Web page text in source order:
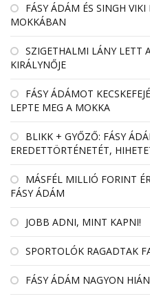
FÁSY ÁDÁM ÉS SINGH
MOKKÁBAN
SZIGETHALMI LÁNY LETT
KIRÁLYNŐJE
FÁSY ÁDÁMOT
LEPTE MEG A MOKKA
BLIKK + GYŐZŐ: FÁSY
EREDETTÖRTÉNETÉT,
MÁSFÉL MILLIÓ FORINT
FÁSY ÁDÁM
JOBB ADNI, MINT KAPNI!
SPORTOLÓK RAGADTAK
FÁSY ÁDÁM NAGYON